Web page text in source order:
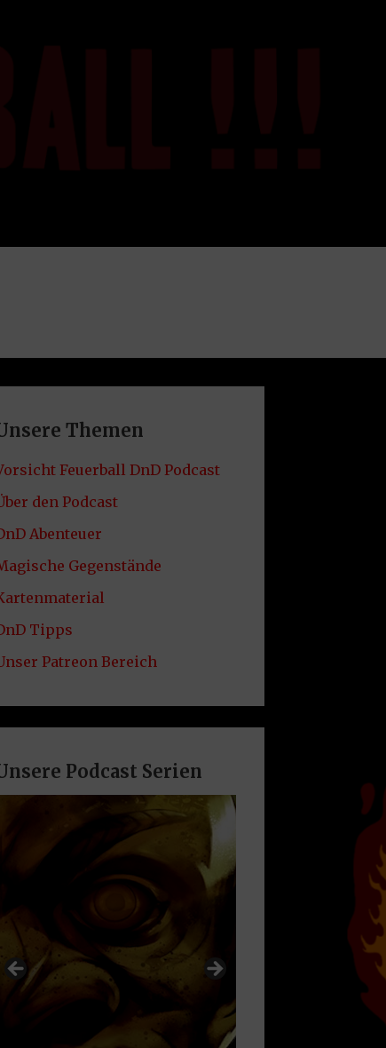
Themen
Feuerball DnD Podcast
den Podcast
Abenteuer
Gegenstände
Tipps
Patreon Bereich
Podcast Serien